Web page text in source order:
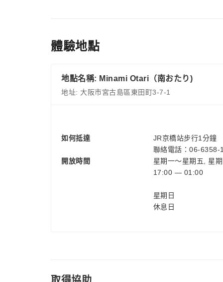
體驗地點
地點名稱: Minami Otari（南おたり)
地址: 大阪市宮古島區東田町3-7-1
如何抵達
JR京橋站步行1分鐘
聯絡電話：06-6358-
開放時間
星期一～星期五, 星
17:00 — 01:00
星期日
休息日